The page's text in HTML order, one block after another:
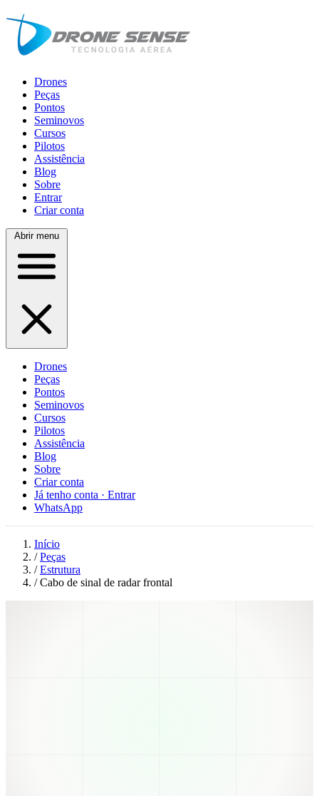
Drones
Peças
Pontos
Seminovos
Cursos
Pilotos
Assistência
Blog
Sobre
Entrar
Criar conta
Abrir menu
Drones
Peças
Pontos
Seminovos
Cursos
Pilotos
Assistência
Blog
Sobre
Criar conta
Já tenho conta · Entrar
WhatsApp
Início
/ Peças
/ Estrutura
/ Cabo de sinal de radar frontal